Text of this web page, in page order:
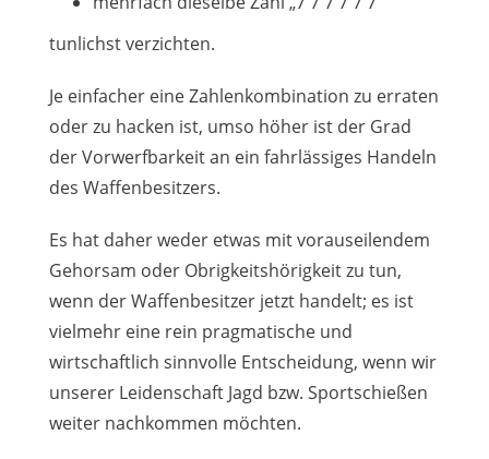
tunlichst verzichten.
Je einfacher eine Zahlenkombination zu erraten
oder zu hacken ist, umso höher ist der Grad
der Vorwerfbarkeit an ein fahrlässiges Handeln
des Waffenbesitzers.
Es hat daher weder etwas mit vorauseilendem
Gehorsam oder Obrigkeitshörigkeit zu tun,
wenn der Waffenbesitzer jetzt handelt; es ist
vielmehr eine rein pragmatische und
wirtschaftlich sinnvolle Entscheidung, wenn wir
unserer Leidenschaft Jagd bzw. Sportschießen
weiter nachkommen möchten.